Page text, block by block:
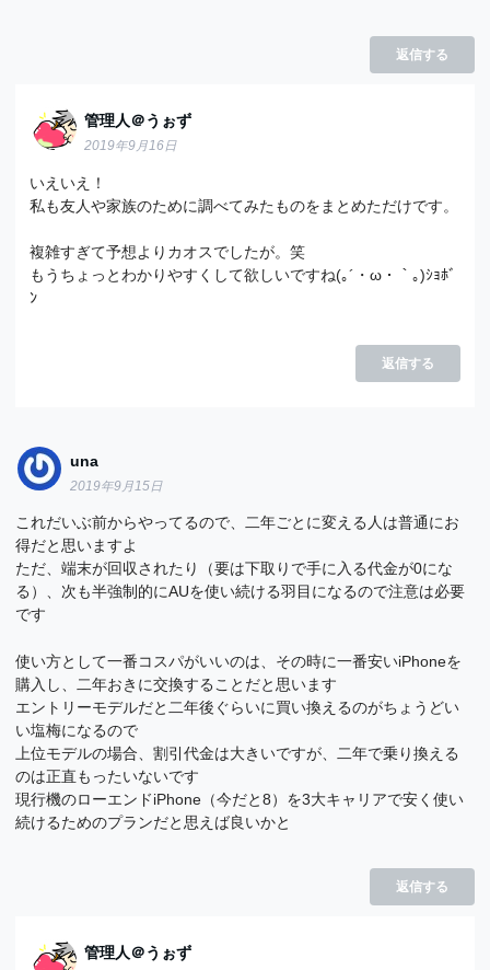
返信する
管理人＠うぉず
2019年9月16日
いえいえ！
私も友人や家族のために調べてみたものをまとめただけです。
複雑すぎて予想よりカオスでしたが。笑
もうちょっとわかりやすくして欲しいですね(｡´・ω・｀｡)ｼｮﾎﾞ
ﾝ
返信する
una
2019年9月15日
これだいぶ前からやってるので、二年ごとに変える人は普通にお
得だと思いますよ
ただ、端末が回収されたり（要は下取りで手に入る代金が0にな
る）、次も半強制的にAUを使い続ける羽目になるので注意は必要
です
使い方として一番コスパがいいのは、その時に一番安いiPhoneを
購入し、二年おきに交換することだと思います
エントリーモデルだと二年後ぐらいに買い換えるのがちょうどい
い塩梅になるので
上位モデルの場合、割引代金は大きいですが、二年で乗り換える
のは正直もったいないです
現行機のローエンドiPhone（今だと8）を3大キャリアで安く使い
続けるためのプランだと思えば良いかと
返信する
管理人＠うぉず